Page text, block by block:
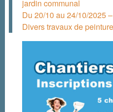
jardin communal
Du 20/10 au 24/10/2025
Divers travaux de peinture